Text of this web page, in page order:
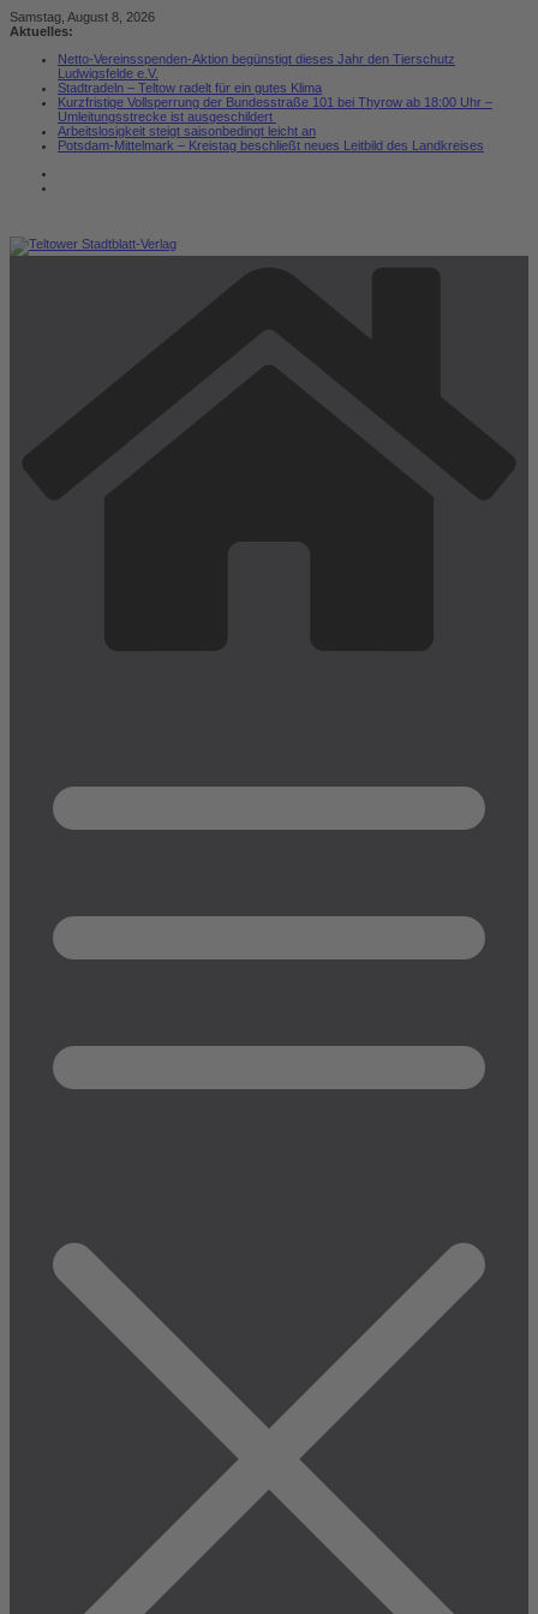
Zum
Inhalt
Samstag, August 8, 2026
Aktuelles:
Netto-Vereinsspenden-Aktion begünstigt dieses Jahr den Tierschutz
Ludwigsfelde e.V.
Stadtradeln – Teltow radelt für ein gutes Klima
Kurzfristige Vollsperrung der Bundesstraße 101 bei Thyrow ab 18:00 Uhr –
Umleitungsstrecke ist ausgeschildert
Arbeitslosigkeit steigt saisonbedingt leicht an
Potsdam-Mittelmark – Kreistag beschließt neues Leitbild des Landkreises